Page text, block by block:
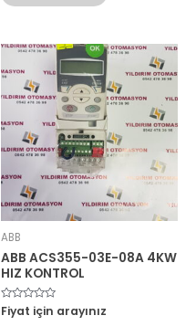
ABB
ABB ACS355-03E-08A 4KW
HIZ KONTROL
5
üzerinden
Fiyat için arayınız